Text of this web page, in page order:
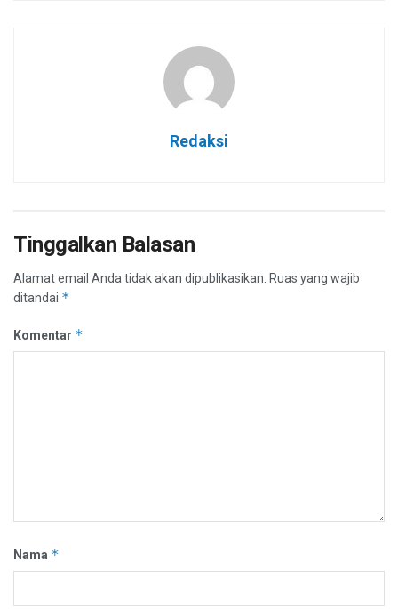
Redaksi
Tinggalkan Balasan
Alamat email Anda tidak akan dipublikasikan. Ruas yang wajib
ditandai *
Komentar *
Nama *